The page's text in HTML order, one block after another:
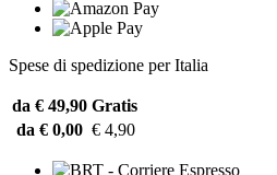
Spese di spedizione per Italia
da € 49,90 Gratis
da € 0,00 € 4,90